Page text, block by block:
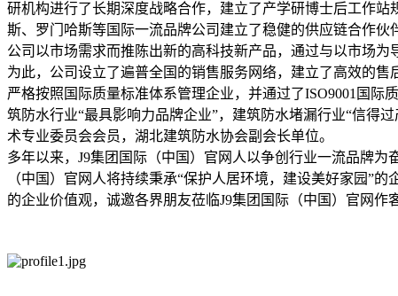
研机构进行了长期深度战略合作，建立了产学研博士后工作
斯、罗门哈斯等国际一流品牌公司建立了稳健的供应链合作伙
公司以市场需求而推陈出新的高科技新产品，通过与以市场
为此，公司设立了遍普全国的销售服务网络，建立了高效的
严格按照国际质量标准体系管理企业，并通过了ISO9001国际
筑防水行业“最具影响力品牌企业”，建筑防水堵漏行业“信得
术专业委员会会员，湖北建筑防水协会副会长单位。
多年以来，J9集团国际（中国）官网人以争创行业一流品牌
（中国）官网人将持续秉承“保护人居环境，建设美好家园”
的企业价值观，诚邀各界朋友莅临J9集团国际（中国）官网作